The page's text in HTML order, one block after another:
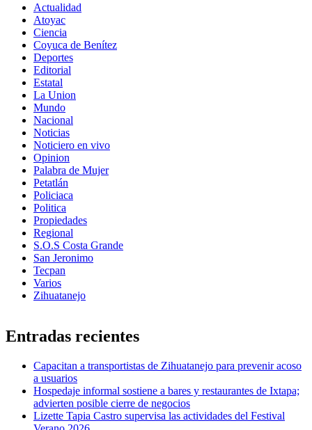
Actualidad
Atoyac
Ciencia
Coyuca de Benítez
Deportes
Editorial
Estatal
La Union
Mundo
Nacional
Noticias
Noticiero en vivo
Opinion
Palabra de Mujer
Petatlán
Policiaca
Politica
Propiedades
Regional
S.O.S Costa Grande
San Jeronimo
Tecpan
Varios
Zihuatanejo
Entradas recientes
Capacitan a transportistas de Zihuatanejo para prevenir acoso
a usuarios
Hospedaje informal sostiene a bares y restaurantes de Ixtapa;
advierten posible cierre de negocios
Lizette Tapia Castro supervisa las actividades del Festival